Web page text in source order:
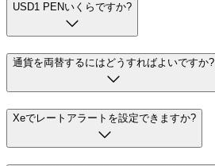
USD1 PENいくらですか?
通貨を両替するにはどうすればよいですか?
Xeでレートアラートを設定できますか?